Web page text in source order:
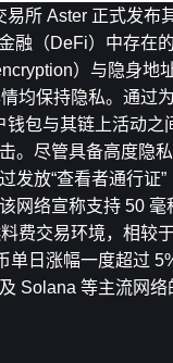
所 Aster 正式发布
融（DeFi）中存在
）与隐身地
均保持隐私。通过
包与其链上活动
。尽管具备高度隐
发放“查看者通行证
网络宣称支持 50
费交易环境，相较
日涨幅一度超过
Solana 等主流网